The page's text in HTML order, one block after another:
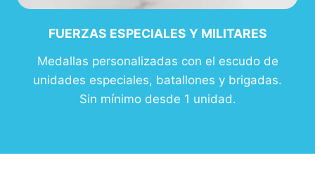
FUERZAS ESPECIALES Y MILITARES
Medallas personalizadas con el escudo de
unidades especiales, batallones y brigadas.
Sin mínimo desde 1 unidad.